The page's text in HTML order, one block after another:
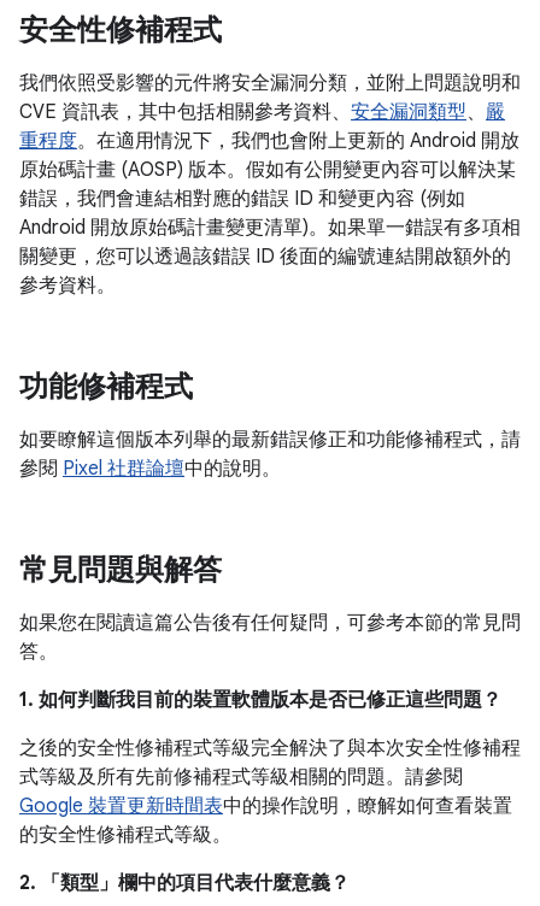
安全性修補程式
我們依照受影響的元件將安全漏洞分類，並附上問題說明和
CVE 資訊表，其中包括相關參考資料、 安全漏洞類型、 嚴
重程度。在適用情況下，我們也會附上更新的 Android 開放
原始碼計畫 (AOSP) 版本。假如有公開變更內容可以解決某
錯誤，我們會連結相對應的錯誤 ID 和變更內容 (例如
Android 開放原始碼計畫變更清單)。如果單一錯誤有多項相
關變更，您可以透過該錯誤 ID 後面的編號連結開啟額外的
參考資料。
功能修補程式
如要瞭解這個版本列舉的最新錯誤修正和功能修補程式，請
參閱 Pixel 社群論壇中的說明。
常見問題與解答
如果您在閱讀這篇公告後有任何疑問，可參考本節的常見問
答。
1. 如何判斷我目前的裝置軟體版本是否已修正這些問題？
之後的安全性修補程式等級完全解決了與本次安全性修補程
式等級及所有先前修補程式等級相關的問題。請參閱
Google 裝置更新時間表中的操作說明，瞭解如何查看裝置
的安全性修補程式等級。
2. 「類型」 欄中的項目代表什麼意義？